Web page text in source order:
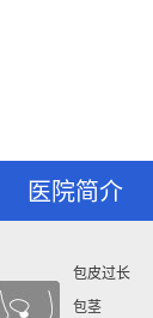
医院简介
包皮过长
包茎